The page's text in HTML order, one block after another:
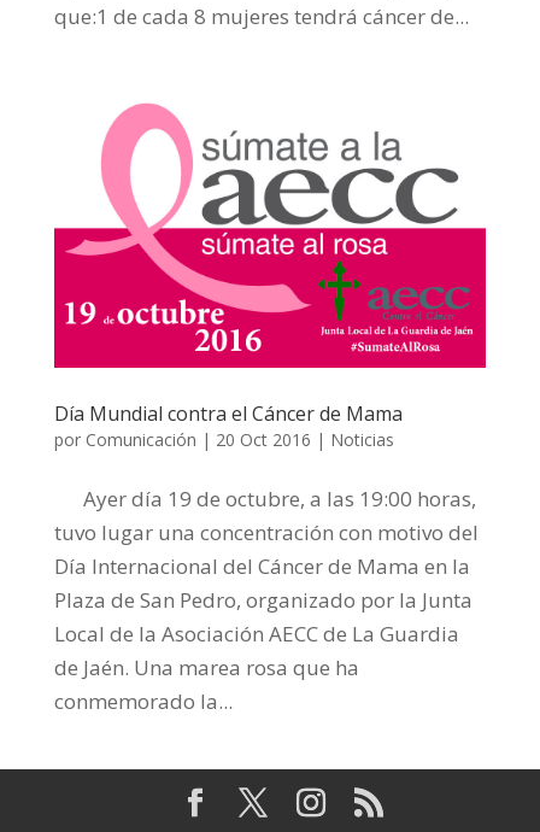
que:1 de cada 8 mujeres tendrá cáncer de...
Día Mundial contra el Cáncer de Mama
por Comunicación | 20 Oct 2016 | Noticias
Ayer día 19 de octubre, a las 19:00 horas,
tuvo lugar una concentración con motivo del
Día Internacional del Cáncer de Mama en la
Plaza de San Pedro, organizado por la Junta
Local de la Asociación AECC de La Guardia
de Jaén. Una marea rosa que ha
conmemorado la...